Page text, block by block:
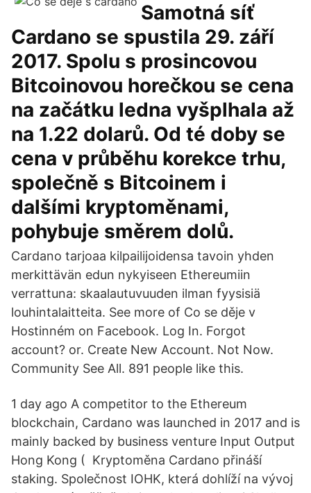
Samotná síť
Cardano se spustila 29. září
2017. Spolu s prosincovou
Bitcoinovou horečkou se cena
na začátku ledna vyšplhala až
na 1.22 dolarů. Od té doby se
cena v průběhu korekce trhu,
společně s Bitcoinem i
dalšími kryptoměnami,
pohybuje směrem dolů.
Cardano tarjoaa kilpailijoidensa tavoin yhden
merkittävän edun nykyiseen Ethereumiin
verrattuna: skaalautuvuuden ilman fyysisiä
louhintalaitteita. See more of Co se děje v
Hostinném on Facebook. Log In. Forgot
account? or. Create New Account. Not Now.
Community See All. 891 people like this.
1 day ago A competitor to the Ethereum
blockchain, Cardano was launched in 2017 and is
mainly backed by business venture Input Output
Hong Kong ( Kryptoměna Cardano přináší
staking. Společnost IOHK, která dohlíží na vývoj